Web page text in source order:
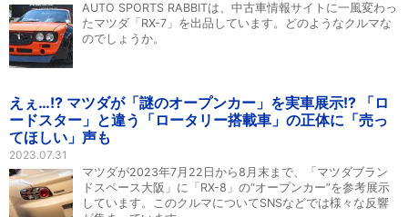
AUTO SPORTS RABBITは、中古車情報サイトに一風変わっ
たマツダ「RX-7」を出品しています。どのようなクルマな
のでしょうか。
えぇ…!? マツダが「謎のオープンカー」を実車展示!? 「ロ
ードスター」と違う「ロータリー搭載車」の正体に「売っ
てほしい」声も
2023.07.31
マツダが2023年7月22日から8月末まで、「マツダブラン
ドスペース大阪」に「RX-8」の“オープンカー”を参考展示
しています。このクルマについてSNSなどでは様々な反響